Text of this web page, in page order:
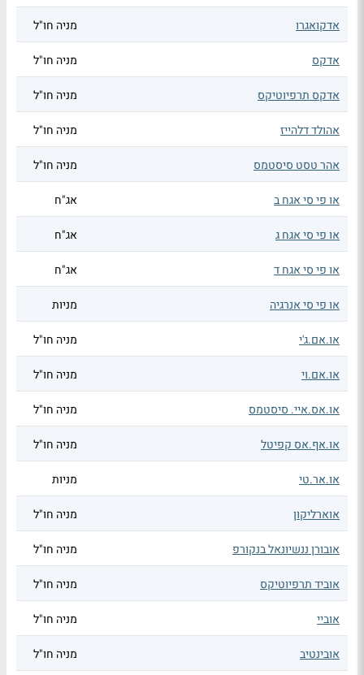
אדקואגרו מניה חו"ל
אדקס מניה חו"ל
אדקס תרפיוטיקס מניה חו"ל
אהולד דלהייז מניה חו"ל
אהר טסט סיסטמס מניה חו"ל
או פי סי אגח ב אג"ח
או פי סי אגח ג אג"ח
או פי סי אגח ד אג"ח
או פי סי אנרגיה מניות
או.אם.ג'י מניה חו"ל
או.אם.וי מניה חו"ל
או.אס.איי. סיסטמס מניה חו"ל
או.אף.אס קפיטל מניה חו"ל
או.אר.טי מניות
אוארליקון מניה חו"ל
אובורן ננשיונאל בנקורפ מניה חו"ל
אוביד תרפיוטיקס מניה חו"ל
אוביי מניה חו"ל
אובינטיב מניה חו"ל